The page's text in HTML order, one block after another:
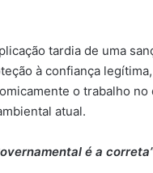
tardia de uma
à confiança
o trabalho
atual.
é a